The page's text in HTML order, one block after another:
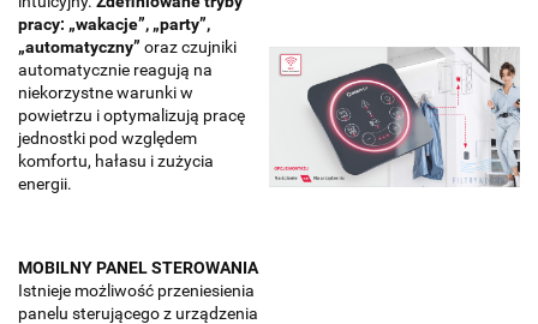
pracy: „wakacje”, „party”,
„automatyczny” oraz czujniki
automatycznie reagują na
niekorzystne warunki w
powietrzu ioptymalizują pracę
jednostki pod względem
komfortu, hałasu i zużycia
energii.
MOBILNY PANEL STEROWANIA
Istnieje możliwość przeniesienia
panelu sterującego z urządzenia